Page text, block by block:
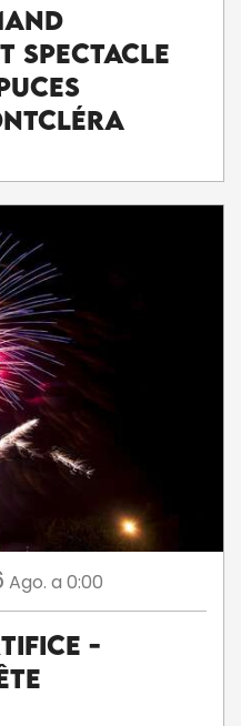
spectacle
Ago. a 0:00
-